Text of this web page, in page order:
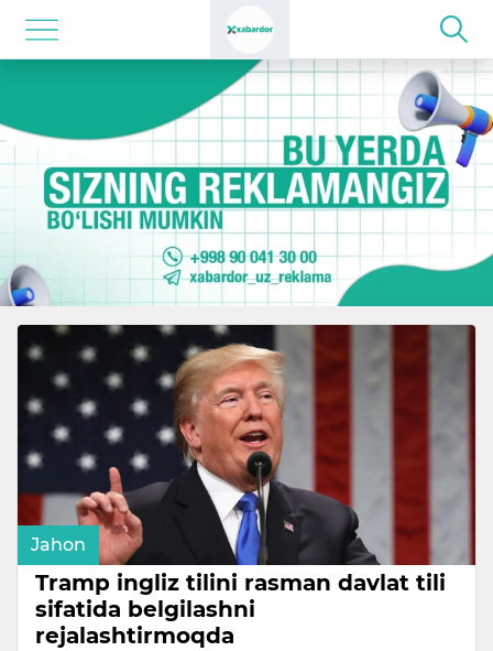
Jahon
Tramp ingliz tilini rasman davlat tili
sifatida belgilashni
rejalashtirmoqda